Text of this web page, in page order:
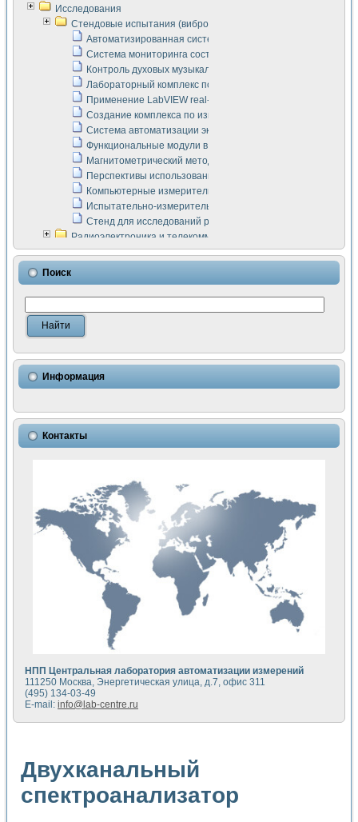
Исследования
Стендовые испытания (виброакустика, тензометрия и т.п.)
Автоматизированная система измерения параметров
Система мониторинга состояния тяговых
Контроль духовых музыкальных инструментов
Лабораторный комплекс по исследованию элементной
Применение LabVIEW real-time module для
Создание комплекса по измерению скорости подвижного
Система автоматизации экспериментальных
Функциональные модули в стандарте Nl SCXI для
Магнитометрический метод в дефектоскопии сварных
Перспективы использования машинного зрения в
Компьютерные измерительные системы для
Испытательно-измерительный комплекс аппаратуры для
Стенд для исследований рабочих процессов ДВС в
Радиоэлектроника и телекоммуникации
LabVIEW в расчетах радиолиний систем передачи данных
Аппаратно-программный комплекс для исследования
Виртуальный лабораторный стенд для исследования
Измерение шумовых параметров операционных
Измерительный преобразователь на основе цифровой
Использование NI LabVIEW для математического
Исследовние возможности создания измерителя ВАХ
Математическое моделирование генератора сигналов -
Применение осциллографического модуля с высоким
Симуляция отклика импульсного радиолокационного
Автоматизация формирования уравнений состояния для
Разработка автоматизированного стенда для измерения
Применение среды LabVIEW для построения картины
Портативная система для определения показателей
Использование LabVIEW для управления источником
Устройство для снятия вольт-амперных характеристик
Передовые научные технологии: нано-, фемто-,
Автоматизированная установка по измерению временных
Автоматизированный лабораторный комплекс на базе
Визуализация моделирования и оптимизации тепловой
Виртуальный прибор для исследования функциональных
Исследование возможности создания экономичного
Исследование кинетики движения макрочастиц в
Метод прогнозирования свойств дисперсных продуктов
Недорогая система управления сверхпроводящим
Применение технологий NI в курсе экспериментальной
Расчет переноса аэрозоля и выпадения осадка в
Применение NI VISION для геометрического анализа в
Управление движением с помощью программно -
Поиск
Информация
Контакты
НПП Центральная лаборатория автоматизации измерений
111250 Москва, Энергетическая улица, д.7, офис 311
(495) 134-03-49
E-mail: info@lab-centre.ru
Двухканальный
спектроанализатор